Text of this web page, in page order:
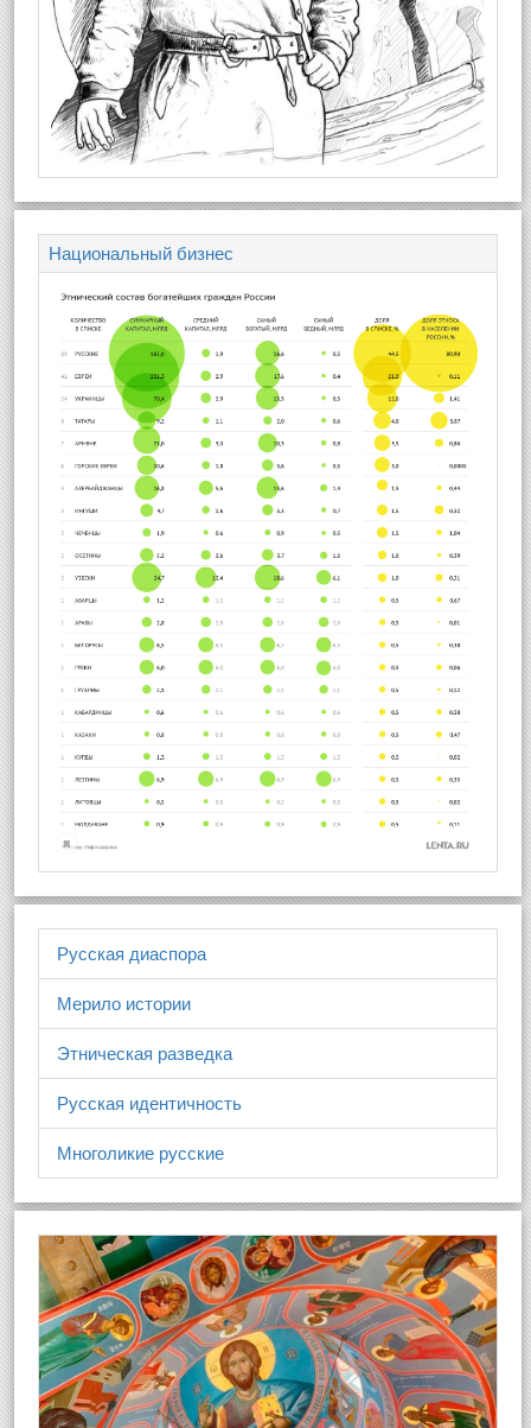
Национальный бизнес
Русская диаспора
Мерило истории
Этническая разведка
Русская идентичность
Многоликие русские